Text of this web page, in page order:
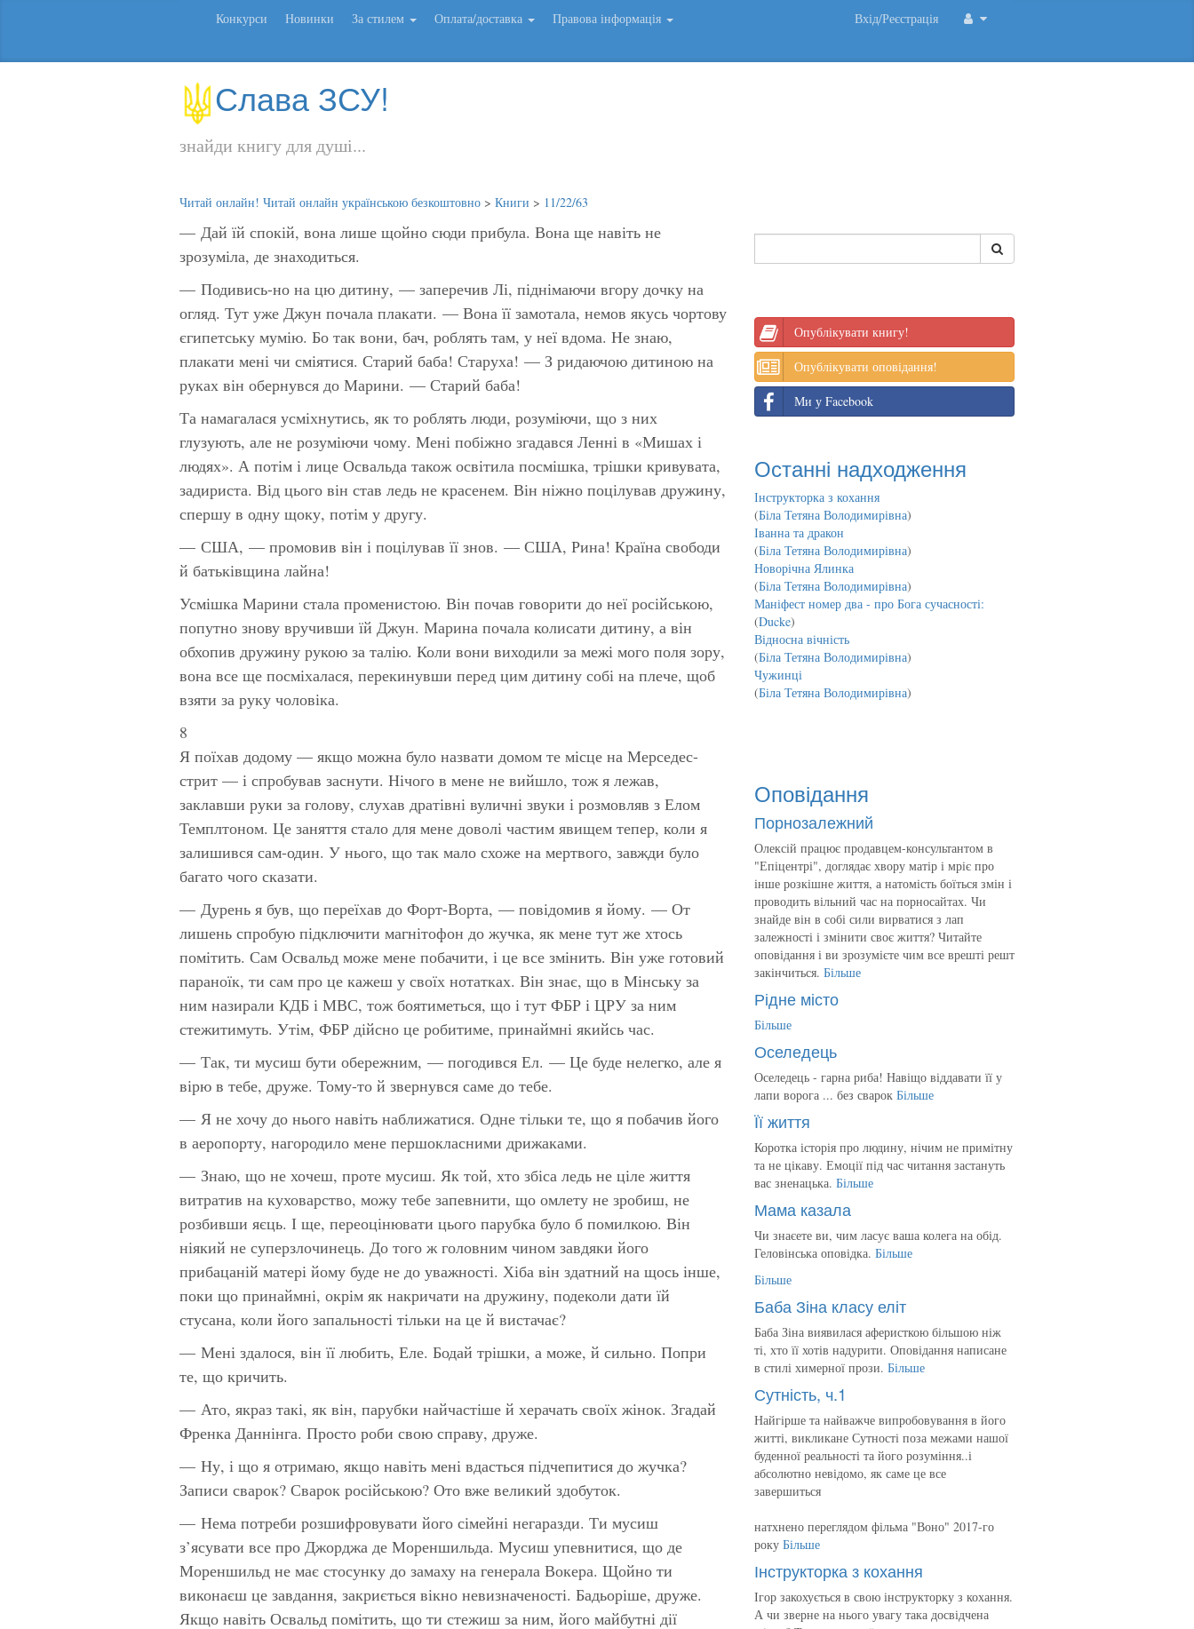
Конкурси Новинки За стилем Оплата/доставка Правова інформація Вхід/Реєстрація
Слава ЗСУ!
знайди книгу для душі...
Читай онлайн! Читай онлайн українською безкоштовно > Книги > 11/22/63
— Дай їй спокій, вона лише щойно сюди прибула. Вона ще навіть не
зрозуміла, де знаходиться.
— Подивись-но на цю дитину, — заперечив Лі, піднімаючи вгору дочку на
огляд. Тут уже Джун почала плакати. — Вона її замотала, немов якусь чортову
єгипетську мумію. Бо так вони, бач, роблять там, у неї вдома. Не знаю,
плакати мені чи сміятися. Старий баба! Старуха! — З ридаючою дитиною на
руках він обернувся до Марини. — Старий баба!
Та намагалася усміхнутись, як то роблять люди, розуміючи, що з них
глузують, але не розуміючи чому. Мені побіжно згадався Ленні в «Мишах і
людях». А потім і лице Освальда також освітила посмішка, трішки кривувата,
задириста. Від цього він став ледь не красенем. Він ніжно поцілував дружину,
спершу в одну щоку, потім у другу.
— США, — промовив він і поцілував її знов. — США, Рина! Країна свободи
й батьківщина лайна!
Усмішка Марини стала променистою. Він почав говорити до неї російською,
попутно знову вручивши їй Джун. Марина почала колисати дитину, а він
обхопив дружину рукою за талію. Коли вони виходили за межі мого поля зору,
вона все ще посміхалася, перекинувши перед цим дитину собі на плече, щоб
взяти за руку чоловіка.
8
Я поїхав додому — якщо можна було назвати домом те місце на Мерседес-
стрит — і спробував заснути. Нічого в мене не вийшло, тож я лежав,
заклавши руки за голову, слухав дратівні вуличні звуки і розмовляв з Елом
Темплтоном. Це заняття стало для мене доволі частим явищем тепер, коли я
залишився сам-один. У нього, що так мало схоже на мертвого, завжди було
багато чого сказати.
— Дурень я був, що переїхав до Форт-Ворта, — повідомив я йому. — От
лишень спробую підключити магнітофон до жучка, як мене тут же хтось
помітить. Сам Освальд може мене побачити, і це все змінить. Він уже готовий
параноїк, ти сам про це кажеш у своїх нотатках. Він знає, що в Мінську за
ним назирали КДБ і МВС, тож боятиметься, що і тут ФБР і ЦРУ за ним
стежитимуть. Утім, ФБР дійсно це робитиме, принаймні якийсь час.
— Так, ти мусиш бути обережним, — погодився Ел. — Це буде нелегко, але я
вірю в тебе, друже. Тому-то й звернувся саме до тебе.
— Я не хочу до нього навіть наближатися. Одне тільки те, що я побачив його
в аеропорту, нагородило мене першокласними дрижаками.
— Знаю, що не хочеш, проте мусиш. Як той, хто збіса ледь не ціле життя
витратив на куховарство, можу тебе запевнити, що омлету не зробиш, не
розбивши яєць. І ще, переоцінювати цього парубка було б помилкою. Він
ніякий не суперзлочинець. До того ж головним чином завдяки його
прибацаній матері йому буде не до уважності. Хіба він здатний на щось інше,
поки що принаймні, окрім як накричати на дружину, подеколи дати їй
стусана, коли його запальності тільки на це й вистачає?
— Мені здалося, він її любить, Еле. Бодай трішки, а може, й сильно. Попри
те, що кричить.
— Ато, якраз такі, як він, парубки найчастіше й херачать своїх жінок. Згадай
Френка Даннінга. Просто роби свою справу, друже.
— Ну, і що я отримаю, якщо навіть мені вдасться підчепитися до жучка?
Записи сварок? Сварок російською? Ото вже великий здобуток.
— Нема потреби розшифровувати його сімейні негаразди. Ти мусиш
з’ясувати все про Джорджа де Мореншильда. Мусиш упевнитися, що де
Мореншильд не має стосунку до замаху на генерала Вокера. Щойно ти
виконаєш це завдання, закриється вікно невизначеності. Бадьоріше, друже.
Якщо навіть Освальд помітить, що ти стежиш за ним, його майбутні дії
Опублікувати книгу!
Опублікувати оповідання!
Ми у Facebook
Останні надходження
Інструкторка з кохання
(Біла Тетяна Володимирівна)
Іванна та дракон
(Біла Тетяна Володимирівна)
Новорічна Ялинка
(Біла Тетяна Володимирівна)
Маніфест номер два - про Бога сучасності:
(Ducke)
Відносна вічність
(Біла Тетяна Володимирівна)
Чужинці
(Біла Тетяна Володимирівна)
Оповідання
Порнозалежний
Олексій працює продавцем-консультантом в
"Епіцентрі", доглядає хвору матір і мріє про
інше розкішне життя, а натомість боїться змін і
проводить вільний час на порносайтах. Чи
знайде він в собі сили вирватися з лап
залежності і змінити своє життя? Читайте
оповідання і ви зрозумієте чим все врешті решт
закінчиться. Більше
Рідне місто
Більше
Оселедець
Оселедець - гарна риба! Навіщо віддавати її у
лапи ворога ... без сварок Більше
Її життя
Коротка історія про людину, нічим не примітну
та не цікаву. Емоції під час читання застануть
вас зненацька. Більше
Мама казала
Чи знаєете ви, чим ласує ваша колега на обід.
Геловінська оповідка. Більше
Більше
Баба Зіна класу еліт
Баба Зіна виявилася аферисткою більшою ніж
ті, хто її хотів надурити. Оповідання написане
в стилі химерної прози. Більше
Сутність, ч.1
Найгірше та найважче випробовування в його
житті, викликане Сутності поза межами нашої
буденної реальності та його розуміння..і
абсолютно невідомо, як саме це все
завершиться
натхнено переглядом фільма "Воно" 2017-го
року Більше
Інструкторка з кохання
Ігор закохується в свою інструкторку з кохання.
А чи зверне на нього увагу така досвідчена